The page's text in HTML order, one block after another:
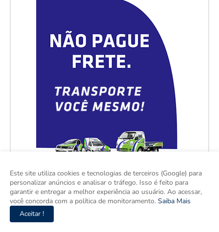
Este site utiliza cookies e tecnologias de terceiros (Google) para
personalizar anúncios e analisar o tráfego. Isso é feito para
garantir e entregar a melhor experiência ao usuário. Ao acessar,
você concorda com a política de monitoramento. Saiba Mais
Aceitar !